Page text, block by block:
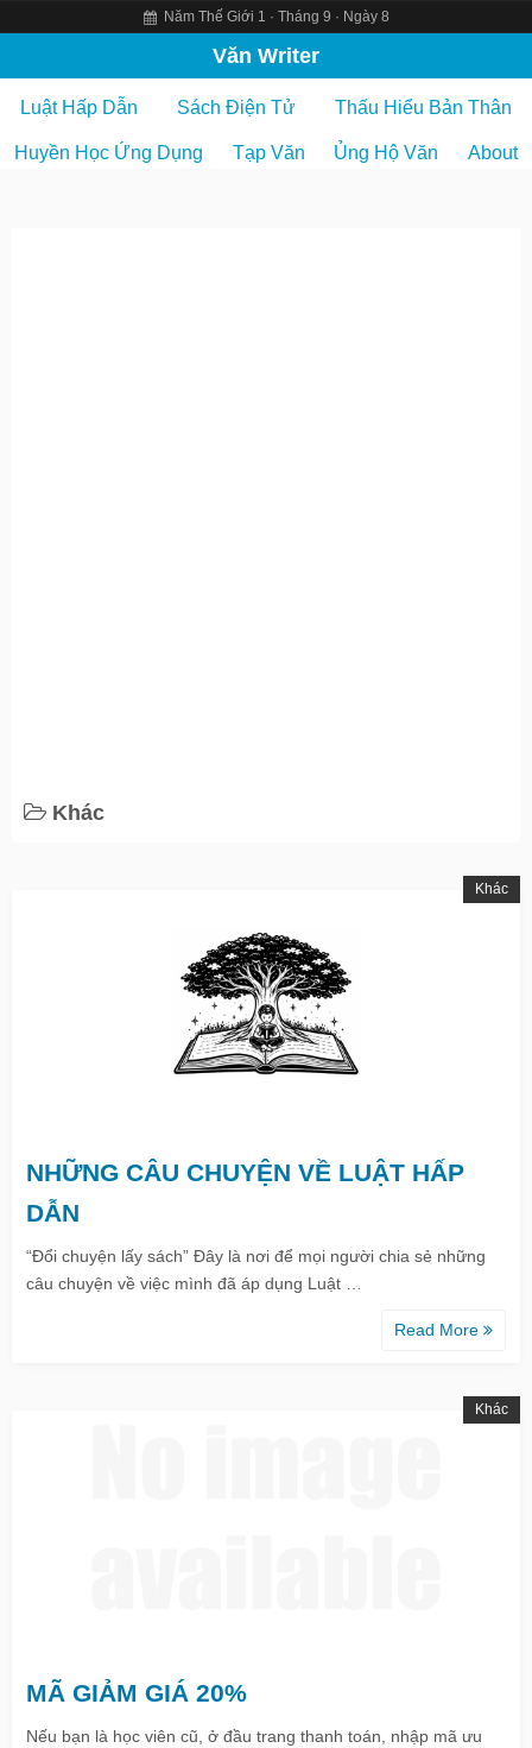
Năm Thế Giới 1 · Tháng 9 · Ngày 8
k
Văn Writer
Luật Hấp Dẫn Sách Điện Tử Thấu Hiểu Bản Thân
Huyền Học Ứng Dụng Tạp Văn Ủng Hộ Văn About
Khác
Khác
NHỮNG CÂU CHUYỆN VỀ LUẬT HẤP
DẪN
“Đổi chuyện lấy sách” Đây là nơi để mọi người chia sẻ những
câu chuyện về việc mình đã áp dụng Luật …
Read More
Khác
MÃ GIẢM GIÁ 20%
Nếu bạn là học viên cũ, ở đầu trang thanh toán, nhập mã ưu